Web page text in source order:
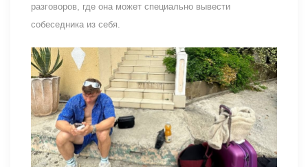
разговоров, где она может специально вывести
собеседника из себя.